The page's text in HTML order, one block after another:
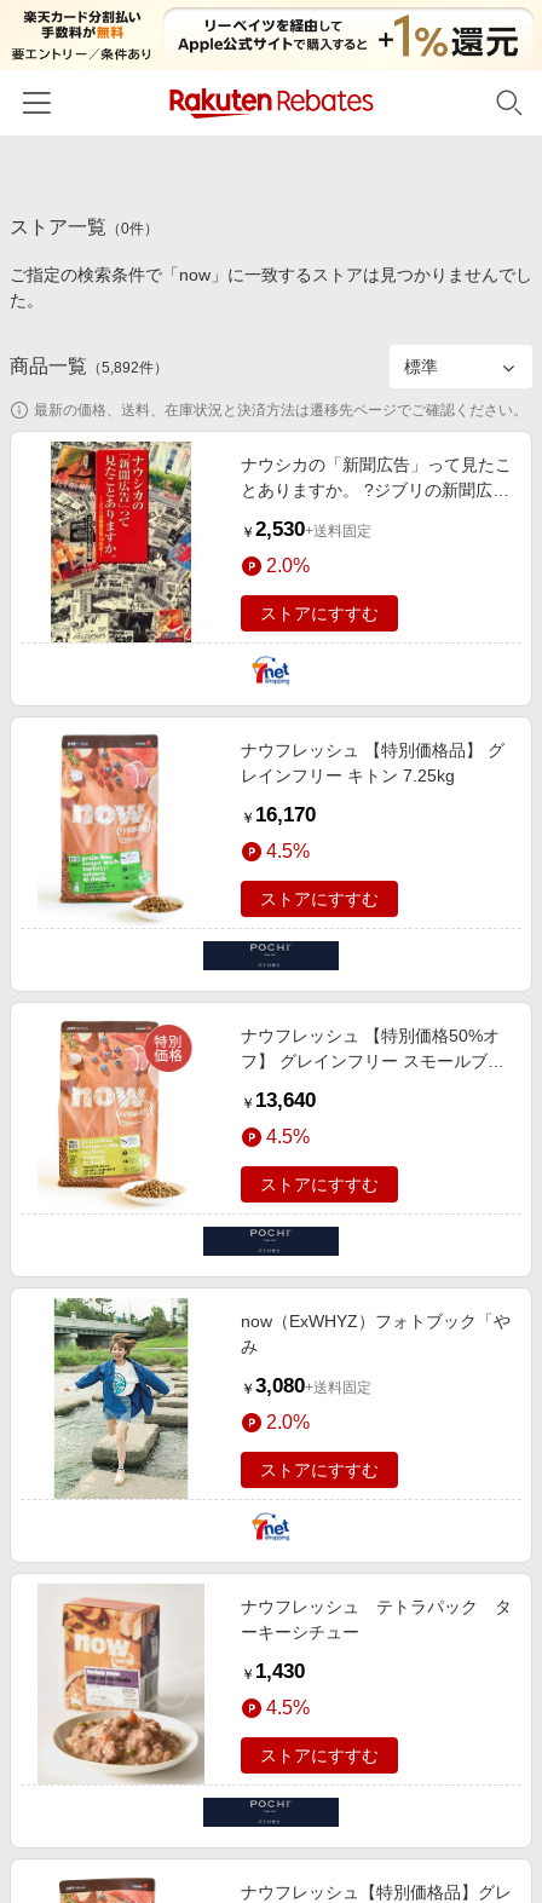
カテゴリー一覧
百貨店・総合ECモール
食品・スイーツ・お酒
コスメ・健康・医薬品
キッズ・ベビー用品
家電・PC・スマホ・カメラ
エンタメ
スポーツ・アウトドア・ゴルフ
インテリア・寝具
旅行・レジャー・ホテル予約
生活・お役立ち
金融・マネー・保険
デジタルコンテンツ
ビジネス・その他サービス
イベント一覧
初回購入者限定特典
対象ストア新規限定特典
新着ストアのご紹介
電子書籍特集
楽天ペイ導入ストア
楽天サービス特集
旅行特集
わくわく夏特集
Apple公式サイト×楽天カード分割払い
Qoo10メガポ
Samsung ボーナスキャンペーン
週末の高還元 夏の長期版
楽天IDでログイン/会員登録
ストア一覧 （0件）
ご指定の検索条件で「now」に一致するストアは見つかりませんでし
た。
商品一覧 （5,892件）
最新の価格、送料、在庫状況と決済方法は遷移先ページでご確認ください。
ナウシカの「新聞広告」って見たこ
とありますか。 ?ジブリの新聞広告
￥ 2,530+送料固定
2.0%
ストアにすすむ
ナウフレッシュ 【特別価格品】 グ
レインフリー キトン 7.25kg
￥ 16,170
4.5%
ストアにすすむ
ナウフレッシュ 【特別価格50%オ
フ】 グレインフリー スモールブリ
￥ 13,640
4.5%
ストアにすすむ
now（ExWHYZ）フォトブック「や
み
￥ 3,080+送料固定
2.0%
ストアにすすむ
ナウフレッシュ テトラパック タ
ーキーシチュー
￥ 1,430
4.5%
ストアにすすむ
ナウフレッシュ【特別価格品】グレ